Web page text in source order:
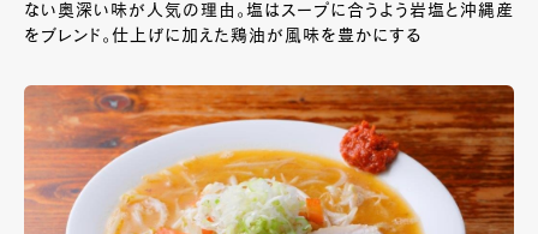
ない奥深い味が人気の理由。塩はスープに合うよう岩塩と沖縄産
をブレンド。仕上げに加えた鶏油が風味を豊かにする